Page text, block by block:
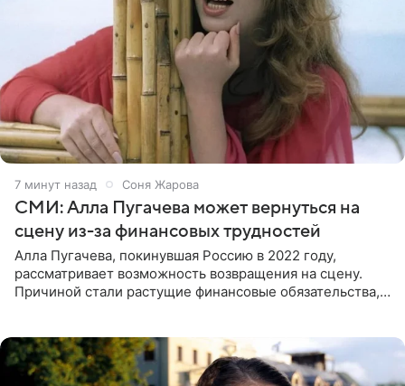
7 минут назад Соня Жарова
СМИ: Алла Пугачева может вернуться на
сцену из-за финансовых трудностей
Алла Пугачева, покинувшая Россию в 2022 году,
рассматривает возможность возвращения на сцену.
Причиной стали растущие финансовые обязательства,